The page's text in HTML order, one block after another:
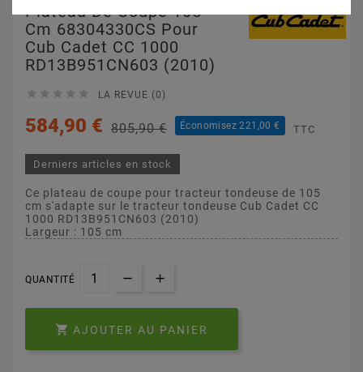
Plateau De Coupe 105
Cm 68304330CS Pour
Cub Cadet CC 1000
RD13B951CN603 (2010)
     LA REVUE (0)
584,90 € 805,90 € Économisez 221,00 € TTC
Derniers articles en stock
Ce plateau de coupe pour tracteur tondeuse de 105
cm s'adapte sur le tracteur tondeuse Cub Cadet CC
1000 RD13B951CN603 (2010)
Largeur : 105 cm
QUANTITÉ
 AJOUTER AU PANIER